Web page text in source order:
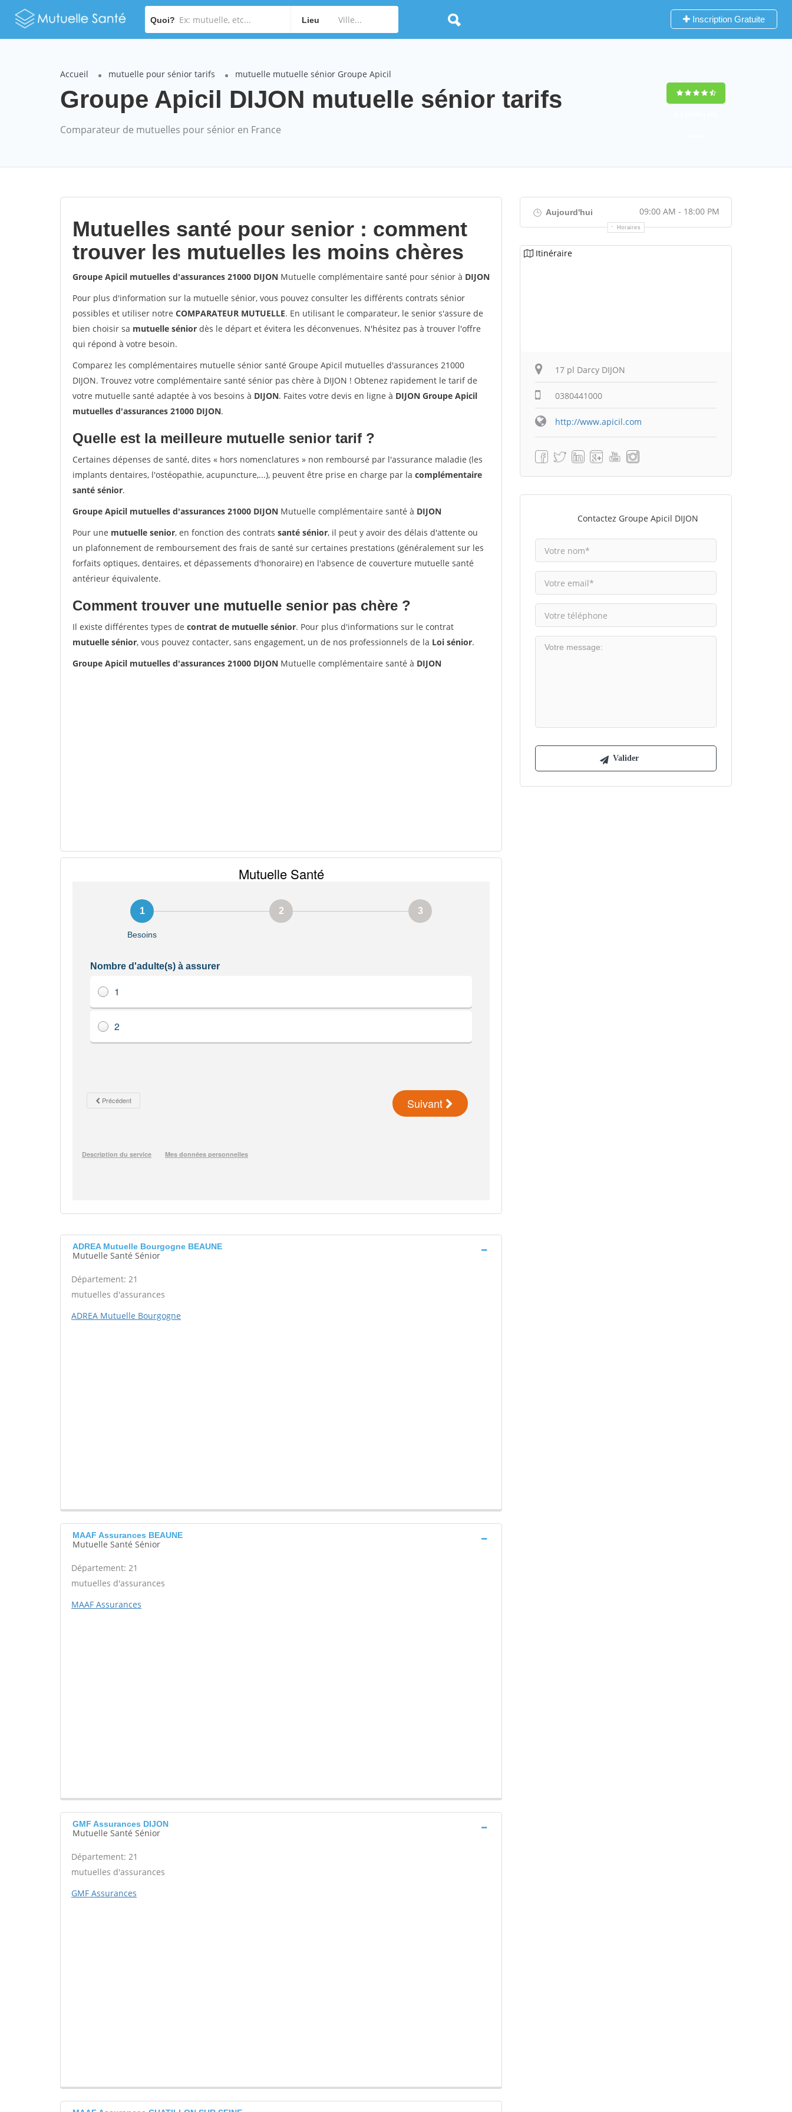
Quoi? Lieu Inscription Gratuite
Accueil mutuelle pour sénior tarifs mutuelle mutuelle sénior Groupe Apicil
Groupe Apicil DIJON mutuelle sénior tarifs
Comparateur de mutuelles pour sénior en France
Mutuelles santé pour senior : comment
trouver les mutuelles les moins chères
Groupe Apicil mutuelles d'assurances 21000 DIJON Mutuelle complémentaire santé pour sénior à DIJON
Pour plus d'information sur la mutuelle sénior, vous pouvez consulter les différents contrats sénior
possibles et utiliser notre COMPARATEUR MUTUELLE. En utilisant le comparateur, le senior s'assure de
bien choisir sa mutuelle sénior dès le départ et évitera les déconvenues. N'hésitez pas à trouver l'offre
qui répond à votre besoin.
Comparez les complémentaires mutuelle sénior santé Groupe Apicil mutuelles d'assurances 21000
DIJON. Trouvez votre complémentaire santé sénior pas chère à DIJON ! Obtenez rapidement le tarif de
votre mutuelle santé adaptée à vos besoins à DIJON. Faites votre devis en ligne à DIJON Groupe Apicil
mutuelles d'assurances 21000 DIJON.
Quelle est la meilleure mutuelle senior tarif ?
Certaines dépenses de santé, dites « hors nomenclatures » non remboursé par l'assurance maladie (les
implants dentaires, l'ostéopathie, acupuncture,...), peuvent être prise en charge par la complémentaire
santé sénior.
Groupe Apicil mutuelles d'assurances 21000 DIJON Mutuelle complémentaire santé à DIJON
Pour une mutuelle senior, en fonction des contrats santé sénior, il peut y avoir des délais d'attente ou
un plafonnement de remboursement des frais de santé sur certaines prestations (généralement sur les
forfaits optiques, dentaires, et dépassements d'honoraire) en l'absence de couverture mutuelle santé
antérieur équivalente.
Comment trouver une mutuelle senior pas chère ?
Il existe différentes types de contrat de mutuelle sénior. Pour plus d'informations sur le contrat
mutuelle sénior, vous pouvez contacter, sans engagement, un de nos professionnels de la Loi sénior.
Groupe Apicil mutuelles d'assurances 21000 DIJON Mutuelle complémentaire santé à DIJON
ADREA Mutuelle Bourgogne BEAUNE
Mutuelle Santé Sénior
Département: 21
mutuelles d'assurances
ADREA Mutuelle Bourgogne
MAAF Assurances BEAUNE
Mutuelle Santé Sénior
Département: 21
mutuelles d'assurances
MAAF Assurances
GMF Assurances DIJON
Mutuelle Santé Sénior
Département: 21
mutuelles d'assurances
GMF Assurances
Aujourd'hui 09:00 AM - 18:00 PM
Horaires
Itinéraire
17 pl Darcy DIJON
0380441000
http://www.apicil.com
Contactez Groupe Apicil DIJON